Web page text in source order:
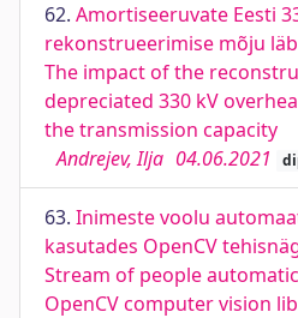
62. Amortiseeruvate Eesti
rekonstrueerimise mõju
The impact of the
depreciated 330 kV
the transmission capacity
Andrejev, Ilja 04.06.2021
63. Inimeste voolu
kasutades OpenCV
Stream of people
OpenCV computer vision